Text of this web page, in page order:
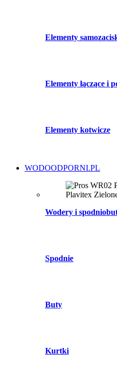
Elementy
Elementy łączące i
Elementy kotwicze
WODOODPORNI.PL
Wodery i
Spodnie
Buty
Kurtki